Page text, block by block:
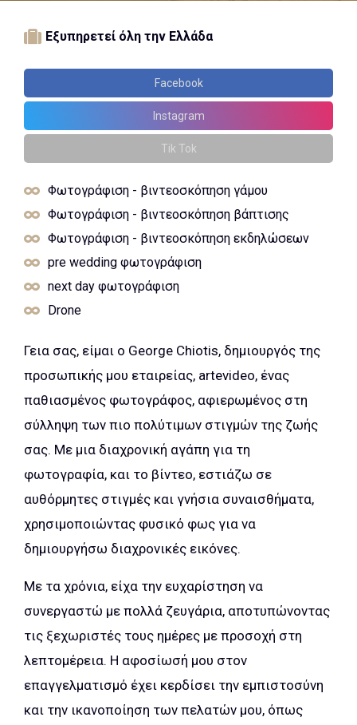
Εξυπηρετεί όλη την Ελλάδα
Facebook
Instagram
Tik Tok
Φωτογράφιση - βιντεοσκόπηση γάμου
Φωτογράφιση - βιντεοσκόπηση βάπτισης
Φωτογράφιση - βιντεοσκόπηση εκδηλώσεων
pre wedding φωτογράφιση
next day φωτογράφιση
Drone
Γεια σας, είμαι ο George Chiotis, δημιουργός της
προσωπικής μου εταιρείας, artevideo, ένας
παθιασμένος φωτογράφος, αφιερωμένος στη
σύλληψη των πιο πολύτιμων στιγμών της ζωής
σας. Με μια διαχρονική αγάπη για τη
φωτογραφία, και το βίντεο, εστιάζω σε
αυθόρμητες στιγμές και γνήσια συναισθήματα,
χρησιμοποιώντας φυσικό φως για να
δημιουργήσω διαχρονικές εικόνες.
Με τα χρόνια, είχα την ευχαρίστηση να
συνεργαστώ με πολλά ζευγάρια, αποτυπώνοντας
τις ξεχωριστές τους ημέρες με προσοχή στη
λεπτομέρεια. Η αφοσίωσή μου στον
επαγγελματισμό έχει κερδίσει την εμπιστοσύνη
και την ικανοποίηση των πελατών μου, όπως